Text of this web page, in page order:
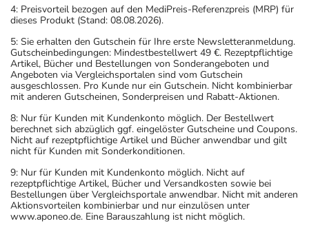
DasPDF des Beipackzettelskönnen Sie sich oben
herunterladen.
4: Preisvorteil bezogen auf den MediPreis-Referenzpreis (MRP) für
dieses Produkt (Stand: 08.08.2026).
5: Sie erhalten den Gutschein für Ihre erste Newsletteranmeldung.
Gutscheinbedingungen: Mindestbestellwert 49 €. Rezeptpflichtige
Artikel, Bücher und Bestellungen von Sonderangeboten und
Angeboten via Vergleichsportalen sind vom Gutschein
ausgeschlossen. Pro Kunde nur ein Gutschein. Nicht kombinierbar
mit anderen Gutscheinen, Sonderpreisen und Rabatt-Aktionen.
8: Nur für Kunden mit Kundenkonto möglich. Der Bestellwert
berechnet sich abzüglich ggf. eingelöster Gutscheine und Coupons.
Nicht auf rezeptpflichtige Artikel und Bücher anwendbar und gilt
nicht für Kunden mit Sonderkonditionen.
9: Nur für Kunden mit Kundenkonto möglich. Nicht auf
rezeptpflichtige Artikel, Bücher und Versandkosten sowie bei
Bestellungen über Vergleichsportale anwendbar. Nicht mit anderen
Aktionsvorteilen kombinierbar und nur einzulösen unter
www.aponeo.de. Eine Barauszahlung ist nicht möglich.